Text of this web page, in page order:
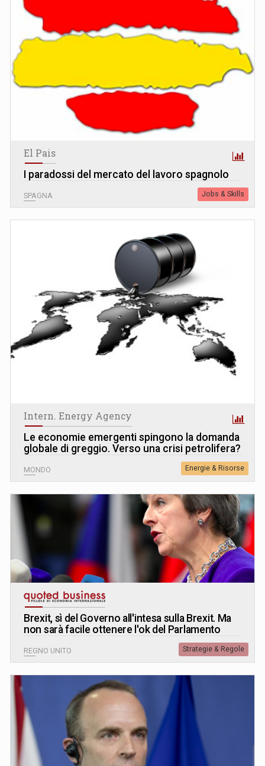
El Pais
I paradossi del mercato del lavoro spagnolo
SPAGNA Jobs & Skills
Intern. Energy Agency
Le economie emergenti spingono la domanda
globale di greggio. Verso una crisi petrolifera?
MONDO Energie & Risorse
Brexit, sì del Governo all'intesa sulla Brexit. Ma
non sarà facile ottenere l'ok del Parlamento
REGNO UNITO Strategie & Regole